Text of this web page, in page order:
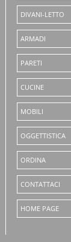
DIVANI-LETTO
ARMADI
PARETI
CUCINE
MOBILI
OGGETTISTICA
ORDINA
CONTATTACI
HOME PAGE